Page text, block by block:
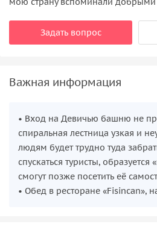
Задать вопрос
Важная информация
• Вход на Девичью башню не
спиральная лестница узкая и
людям будет трудно туда
спускаться туристы,
смогут позже посетить её
• Обед в ресторане «Fisincan»,